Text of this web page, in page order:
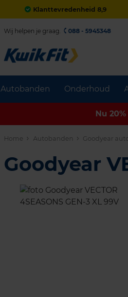
Klanttevredenheid 8,9
Autobanden Onderhoud
Wij helpen je graag. 088 - 5945348
Nu
Home Autobanden Goodyear
Goodyear